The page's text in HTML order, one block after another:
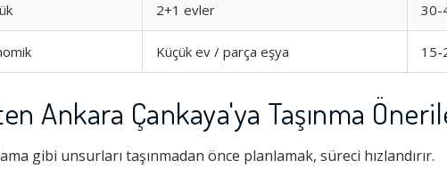
2+1 evler 30-
Küçük ev / parça eşya 15-
Ankara Çankaya'ya Taşınma
gibi unsurları taşınmadan önce planlamak, süreci hızlandırır.